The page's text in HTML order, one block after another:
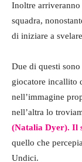
Inoltre
squadra,
di iniziare a
Due di questi
giocatore incallito
nell’immagine
nell’altra lo
(Natalia Dyer). Il
quello che
Undici.